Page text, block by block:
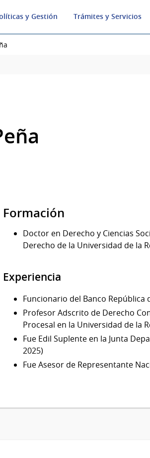
y Gestión Trámites y Servicios
Formación
Doctor en Derecho y Ciencias
Derecho de la Universidad de la
Experiencia
Funcionario del Banco República
Profesor Adscrito de Derecho
Procesal en la Universidad de la
Fue Edil Suplente en la Junta
2025)
Fue Asesor de Representante